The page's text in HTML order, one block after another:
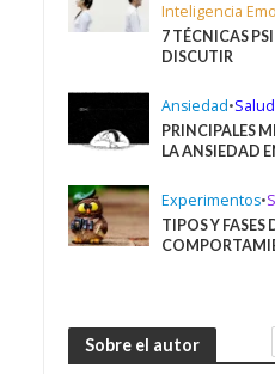
Inteligencia
7 TÉCNICAS
DISCUTIR
Ansiedad•Salud
PRINCIPALES
LA ANSIEDAD
Experimentos•
TIPOS Y FASES
Sobre el autor